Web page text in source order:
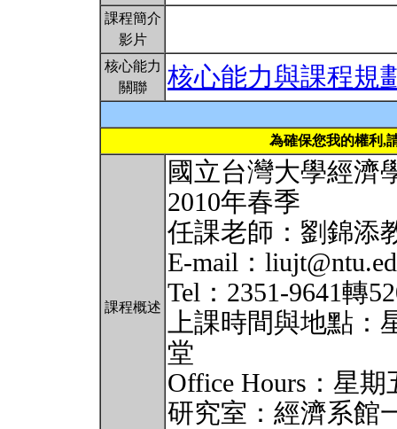
課程簡介
影片
核心能力
關聯
核心能力與課程規
為確保您我的權利,
課程概述
國立台灣大學經濟
2010年春季
任課老師：劉錦添
E-mail：
Tel：2351-9641轉
上課時間與地點：
堂
Office Hours：星
研究室：經濟系館